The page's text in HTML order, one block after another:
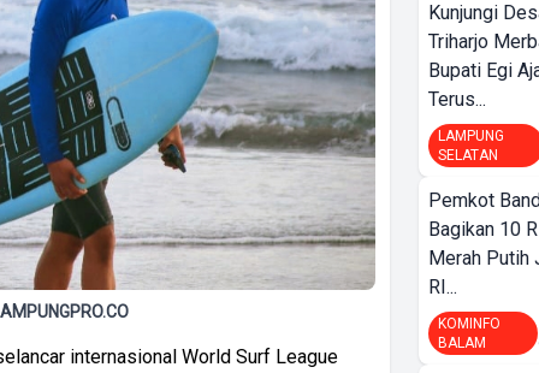
internasional World Surf League
Kunjungi
Triharjo
Bupati Egi
Terus...
LAMPUNG
SELATAN
Pemkot
Bagikan 10
Merah Putih
RI...
KOMINFO
BALAM